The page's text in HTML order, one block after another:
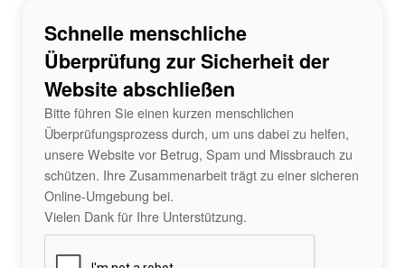
Schnelle menschliche
Überprüfung zur Sicherheit der
Website abschließen
Bitte führen Sie einen kurzen menschlichen
Überprüfungsprozess durch, um uns dabei zu helfen,
unsere Website vor Betrug, Spam und Missbrauch zu
schützen. Ihre Zusammenarbeit trägt zu einer sicheren
Online-Umgebung bei.
Vielen Dank für Ihre Unterstützung.